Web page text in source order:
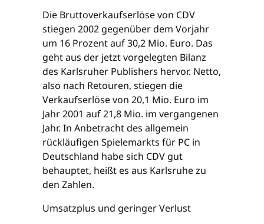
Die Bruttoverkaufserlöse von CDV
stiegen 2002 gegenüber dem Vorjahr
um 16 Prozent auf 30,2 Mio. Euro. Das
geht aus der jetzt vorgelegten Bilanz
des Karlsruher Publishers hervor. Netto,
also nach Retouren, stiegen die
Verkaufserlöse von 20,1 Mio. Euro im
Jahr 2001 auf 21,8 Mio. im vergangenen
Jahr. In Anbetracht des allgemein
rückläufigen Spielemarkts für PC in
Deutschland habe sich CDV gut
behauptet, heißt es aus Karlsruhe zu
den Zahlen.
Umsatzplus und geringer Verlust